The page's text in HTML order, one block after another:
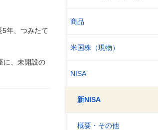
商品
米国株（現物）
NISA
新NISA
概要・その他
5年、つみたて
に、未開設の